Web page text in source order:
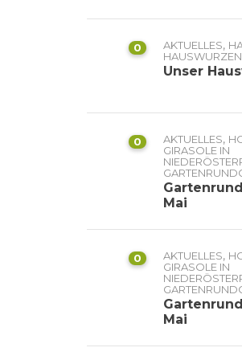
0 AKTUELLES,
Unser
0 AKTUELLES,
GIRASOLE IN
Mai
0 AKTUELLES,
GIRASOLE IN
Mai